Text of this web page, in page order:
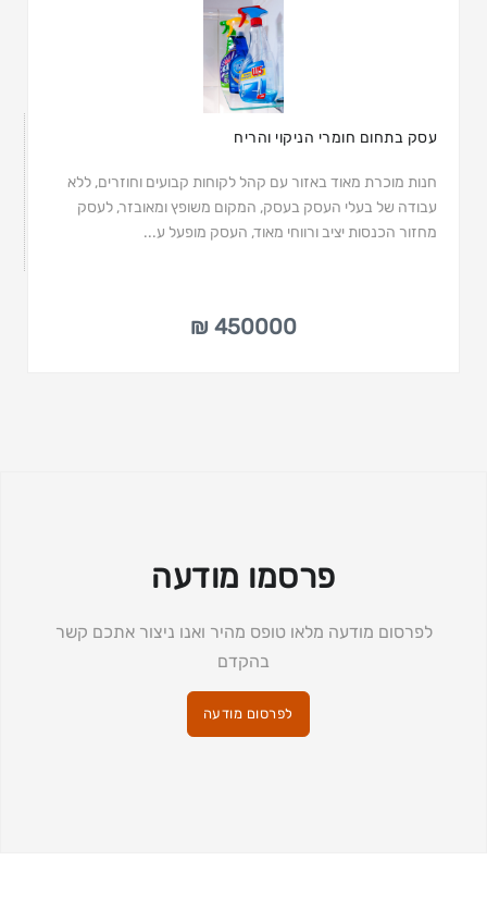
עסק בתחום חומרי הניקוי והריח
חנות מוכרת מאוד באזור עם קהל לקוחות קבועים וחוזרים, ללא
עבודה של בעלי העסק בעסק, המקום משופץ ומאובזר, לעסק
מחזור הכנסות יציב ורווחי מאוד, העסק מופעל ע...
450000 ₪
פרסמו מודעה
לפרסום מודעה מלאו טופס מהיר ואנו ניצור אתכם קשר
בהקדם
לפרסום מודעה